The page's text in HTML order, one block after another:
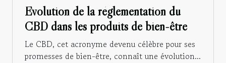
Evolution de la réglementation du
CBD dans les produits de bien-être
Le CBD, cet acronyme devenu célèbre pour ses
promesses de bien-être, connaît une évolution...